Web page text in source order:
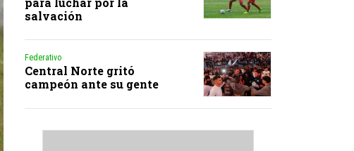
salvación
Federativo
Central Norte gritó
campeón ante su gente